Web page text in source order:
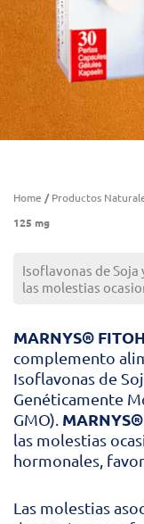
Home /Productos
125 mg
Isoflavonas de
las molestias
MARNYS®
complemento
Isoflavonas de
Genéticamente
GMO). MARNYS®
las molestias
hormonales,
Las molestias